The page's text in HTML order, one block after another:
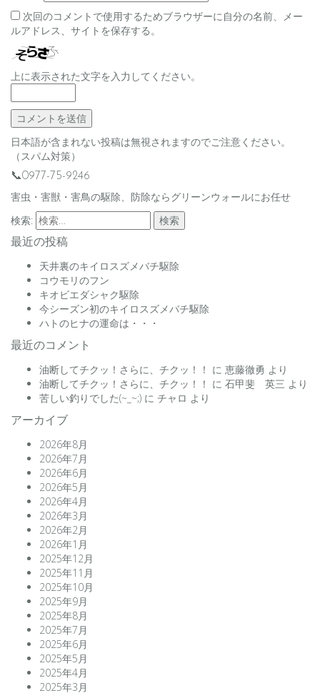
次回のコメントで使用するためブラウザーに自分の名前、メー
ルアドレス、サイトを保存する。
上に表示された文字を入力してください。
日本語が含まれない投稿は無視されますのでご注意ください。
（スパム対策）
📞0977-75-9246
害虫・害獣・害鳥の駆除、防除ならグリーンウォールにお任せ
検索:
最近の投稿
天井裏のキイロスズメバチ駆除
コウモリのフン
キオビエダシャク駆除
今シーズン初のキイロスズメバチ駆除
ハトのヒナの運命は・・・
最近のコメント
油断してチクッ！さらに、チクッ！！ に 恵藤徹勇 より
油断してチクッ！さらに、チクッ！！ に 石甲斐 英三 より
苦しい釣りでした(~_~;) に チャロ より
アーカイブ
2026年8月
2026年7月
2026年6月
2026年5月
2026年4月
2026年3月
2026年2月
2026年1月
2025年12月
2025年11月
2025年10月
2025年9月
2025年8月
2025年7月
2025年6月
2025年5月
2025年4月
2025年3月